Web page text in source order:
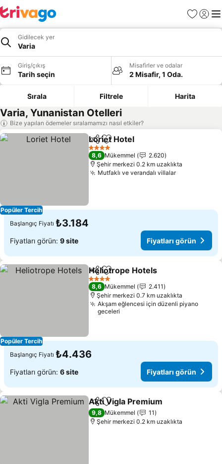
Favoriler
Giriş
Gidilecek yer
Varia
Giriş/çıkış
Tarih seçin
Misafirler ve odalar
2 Misafir, 1 Oda.
Sırala Filtrele Harita
Varia, Yunanistan Otelleri
Bize yapılan ödemeler sıralamamızı nasıl etkiler?
Popüler Tercih
PaylaşFavorilerime ekle
Loriet Hotel
4 Yıldız
8,6 Mükemmel
2.620
Şehir merkezi 0.2 km uzaklıkta
Mutfaklı ve verandalı villalarFiyatları
Başlangıç Fiyatı ₺3.184
Fiyatları görün: 9 site Fiyatları görün
Popüler Tercih
PaylaşFavorilerime ekle
Heliotrope Hotels
4 Yıldız
8,6 Mükemmel
2.411
Şehir merkezi 0.7 km uzaklıkta
Akşam eğlencesi için düzenli piyano
geceleri
Başlangıç Fiyatı ₺4.436
Fiyatları görün: 6 site Fiyatları görün
PaylaşFavorilerime ekle
Akti Vigla Premium
9,8 Mükemmel
11
Şehir merkezi 0.2 km uzaklıkta